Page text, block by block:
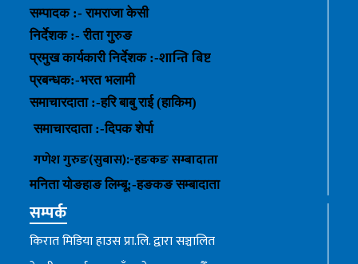
सम्पादक :- रामराजा केसी
निर्देशक :- रीता गुरुङ
प्रमुख कार्यकारी निर्देशक :-शान्ति बिष्ट
प्रबन्धक:-भरत भलामी
समाचारदाता :-हरि बाबु राई (हाकिम)
समाचारदाता :-दिपक शेर्पा
गणेश गुरुङ(सुबास):-हङकङसम्बादाता
मनिता योङहाङलिम्बू:-हङकङ सम्बादाता
सम्पर्क
किरात मिडिया हाउस प्रा.लि. द्वारा सञ्चालित